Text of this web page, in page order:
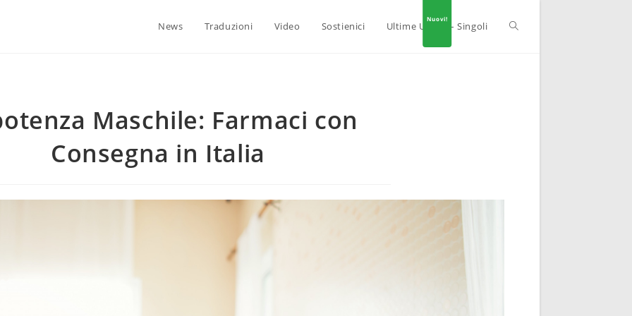
News Traduzioni Video Sostienici Ultime Uscite – Singoli
Maschile: Farmaci con
Consegna in Italia